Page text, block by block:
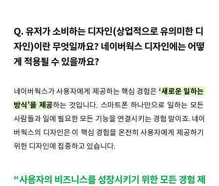
Q. 유저가 소비하는 디자인(상업적으로 유의미한 디
자인)이란 무엇일까요? 네이버웍스 디자인에는 어떻
게 적용될 수 있을까요?
네이버웍스가 사용자에게 제공하는 핵심 경험은 ‘새로운 일하는
방식’을 제공하는 것입니다. 스마트폰 하나만으로 일하는 모든
사람들과 일에 필요한 모든 기능을 연결시키는 경험 말이죠. 네이
버웍스의 디자인은 이 핵심 경험을 온전히 사용자에게 제공하기
위한 디자인에 집중하고 있습니다.
“사용자의 비즈니스를 성장시키기 위한 모든 경험 제